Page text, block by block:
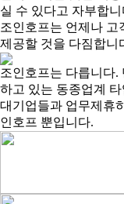
실 수 있다고 자부합니
조인호프는 언제나 고
제공할 것을 다짐합니
조인호프는 다릅니다.
하고 있는 동종업계
대기업들과 업무제휴
인호프 뿐입니다.